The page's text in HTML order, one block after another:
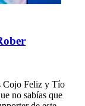
Cojo Feliz y Tío
no sabías que